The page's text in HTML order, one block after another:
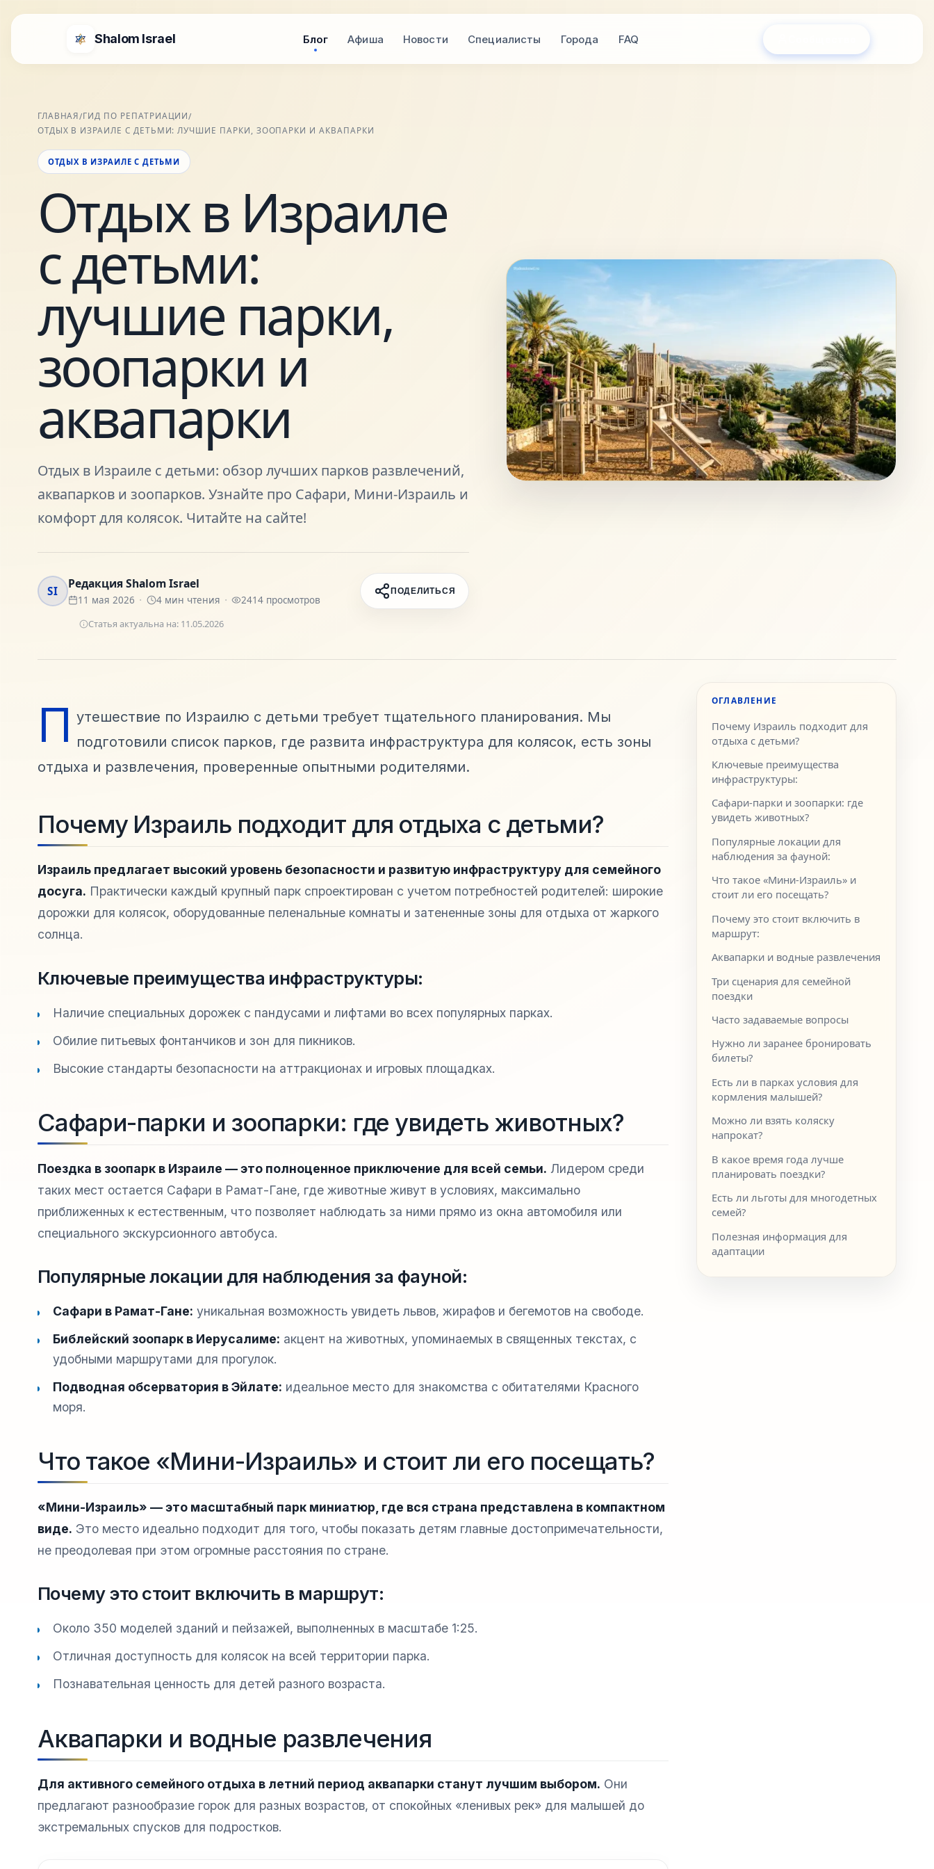
Shalom Israel Блог Афиша Новости Специалисты Города FAQ
ГЛАВНАЯ/ГИД ПО РЕПАТРИАЦИИ/
ОТДЫХ В ИЗРАИЛЕ С ДЕТЬМИ: ЛУЧШИЕ ПАРКИ, ЗООПАРКИ И АКВАПАРКИ
ОТДЫХ В ИЗРАИЛЕ С ДЕТЬМИ
Отдых в Израиле
с детьми:
лучшие парки,
зоопарки и
аквапарки
Отдых в Израиле с детьми: обзор лучших парков развлечений,
аквапарков и зоопарков. Узнайте про Сафари, Мини-Израиль и
комфорт для колясок. Читайте на сайте!
SI Редакция Shalom Israel
11 мая 2026 4мин чтения 2414 просмотров
ПОДЕЛИТЬСЯ
Статья актуальна на: 11.05.2026
П утешествие по Израилю с детьми требует тщательного планирования. Мы
подготовили список парков, где развита инфраструктура для колясок, есть зоны
отдыха и развлечения, проверенные опытными родителями.
Почему Израиль подходит для отдыха с детьми?
Израиль предлагает высокий уровень безопасности и развитую инфраструктуру для семейного
досуга. Практически каждый крупный парк спроектирован с учетом потребностей родителей: широкие
дорожки для колясок, оборудованные пеленальные комнаты и затененные зоны для отдыха от жаркого
солнца.
Ключевые преимущества инфраструктуры:
Наличие специальных дорожек с пандусами и лифтами во всех популярных парках.
Обилие питьевых фонтанчиков и зон для пикников.
Высокие стандарты безопасности на аттракционах и игровых площадках.
Сафари-парки и зоопарки: где увидеть животных?
Поездка в зоопарк в Израиле — это полноценное приключение для всей семьи. Лидером среди
таких мест остается Сафари в Рамат-Гане, где животные живут в условиях, максимально
приближенных к естественным, что позволяет наблюдать за ними прямо из окна автомобиля или
специального экскурсионного автобуса.
Популярные локации для наблюдения за фауной:
Сафари в Рамат-Гане: уникальная возможность увидеть львов, жирафов и бегемотов на свободе.
Библейский зоопарк в Иерусалиме: акцент на животных, упоминаемых в священных текстах, с
удобными маршрутами для прогулок.
Подводная обсерватория в Эйлате: идеальное место для знакомства с обитателями Красного
моря.
Что такое «Мини-Израиль» и стоит ли его посещать?
«Мини-Израиль» — это масштабный парк миниатюр, где вся страна представлена в компактном
виде. Это место идеально подходит для того, чтобы показать детям главные достопримечательности,
не преодолевая при этом огромные расстояния по стране.
Почему это стоит включить в маршрут:
Около 350 моделей зданий и пейзажей, выполненных в масштабе 1:25.
Отличная доступность для колясок на всей территории парка.
Познавательная ценность для детей разного возраста.
Аквапарки и водные развлечения
Для активного семейного отдыха в летний период аквапарки станут лучшим выбором. Они
предлагают разнообразие горок для разных возрастов, от спокойных «ленивых рек» для малышей до
экстремальных спусков для подростков.
ОГЛАВЛЕНИЕ
Почему Израиль подходит для
отдыха с детьми?
Ключевые преимущества
инфраструктуры:
Сафари-парки и зоопарки: где
увидеть животных?
Популярные локации для
наблюдения за фауной:
Что такое «Мини-Израиль» и
стоит ли его посещать?
Почему это стоит включить в
маршрут:
Аквапарки и водные развлечения
Три сценария для семейной
поездки
Часто задаваемые вопросы
Нужно ли заранее бронировать
билеты?
Есть ли в парках условия для
кормления малышей?
Можно ли взять коляску
напрокат?
В какое время года лучше
планировать поездки?
Есть ли льготы для многодетных
семей?
Полезная информация для
адаптации